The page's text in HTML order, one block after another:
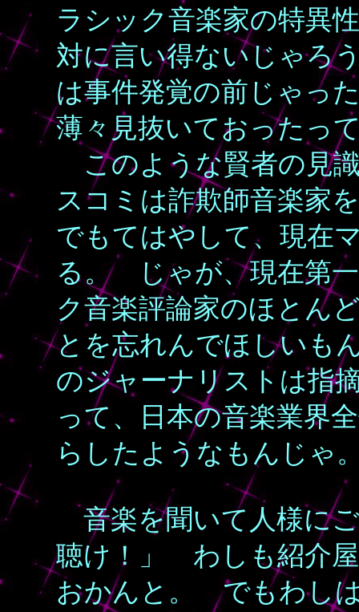
ラシック音楽家の特異
対に言い得ないじゃろ
は事件発覚の前じゃっ
薄々見抜いておったっ
このような賢者の見
スコミは詐欺師音楽家
でもてはやして、現在
る。 じゃが、現在第
ク音楽評論家のほとん
とを忘れんでほしいも
のジャーナリストは指
って、日本の音楽業界
らしたようなもんじゃ
音楽を聞いて人様に
聴け！」 わしも紹介
おかんと。 でもわし